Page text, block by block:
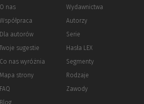
O nas
Współpraca
Dla autorów(Nowe
(Link
innej
strony)
Twoje sugestie
Co nas wyróżnia
Mapa strony
FAQ
Blog
Wydawnictwa
Autorzy
Serie
Hasła LEX
Segmenty
Rodzaje
Zawody